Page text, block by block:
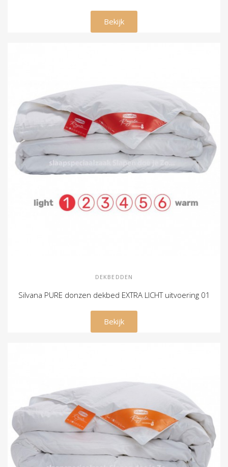
€ 69,00
Bekijk
DEKBEDDEN
Silvana PURE donzen dekbed EXTRA LICHT uitvoering 01
€ 159,00
Bekijk